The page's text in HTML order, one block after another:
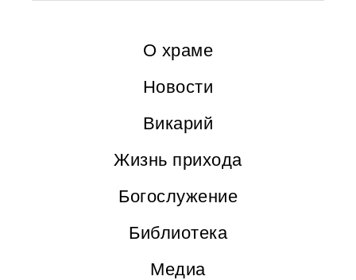
О храме
Новости
Викарий
Жизнь прихода
Богослужение
Библиотека
Медиа